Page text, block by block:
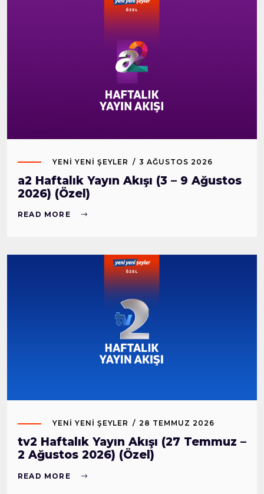
YENI YENI ŞEYLER 3 AĞUSTOS 2026
a2 Haftalık Yayın Akışı (3 – 9 Ağustos
2026) (Özel)
READ MORE
YENI YENI ŞEYLER 28 TEMMUZ 2026
tv2 Haftalık Yayın Akışı (27 Temmuz –
2 Ağustos 2026) (Özel)
READ MORE